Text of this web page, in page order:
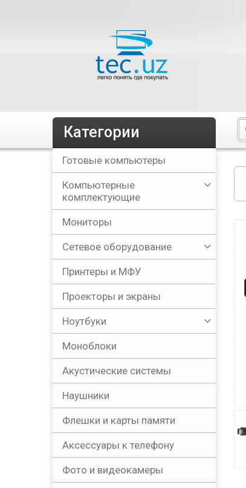
Категории
Готовые компьютеры
Компьютерные
комплектующие
Мониторы
Сетевое оборудование
Принтеры и МФУ
Проекторы и экраны
Ноутбуки
Моноблоки
Акустические системы
Наушники
Флешки и карты памяти
Аксессуары к телефону
Фото и видеокамеры